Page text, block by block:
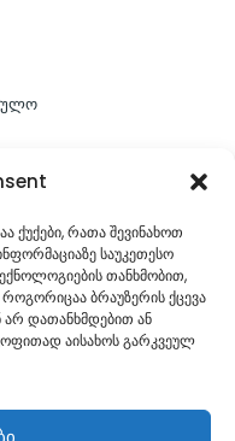
ქუქები, რათა შევინახოთ
საუკეთესო
თანხმობით,
როგორიცაა ბრაუზერის ქცევა
არ დათანხმდებით ან
აისახოს გარკვეულ